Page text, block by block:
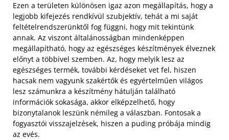
Ezen a területen különösen igaz azon megállapítás, hogy a
legjobb kifejezés rendkívül szubjektív, tehát a mi saját
feltételrendszerünktől fog függni, hogy mit tekintünk
annak. Az viszont általánosságban mindenképpen
megállapítható, hogy az egészséges készítmények élveznek
előnyt a többivel szemben. Az, hogy melyik lesz az
egészséges termék, további kérdéseket vet fel, hiszen
hacsak nem vagyunk szakértők és egyértelműen világos
lesz számunkra a készítmény hátulján található
információk sokasága, akkor elképzelhető, hogy
bizonytalanok leszünk némileg a válaszban. Fontosak a
fogyasztói visszajelzések, hiszen a puding próbája mindig
az evés.